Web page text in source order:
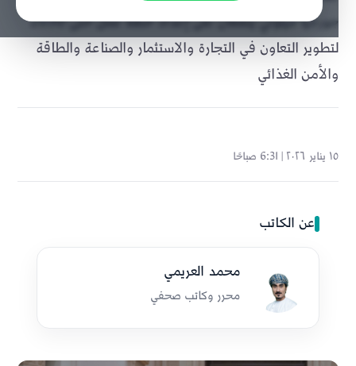
جورجيا ميلوني يتفقان على إعداد خطة عمل حتى 2030
لتطوير التعاون في التجارة والاستثمار والصناعة والطاقة
والأمن الغذائي
١٥ يناير ٢٠٢٦ | 6:31 صباحًا
عن الكاتب
محمد العريمي
محرر وكاتب صحفي